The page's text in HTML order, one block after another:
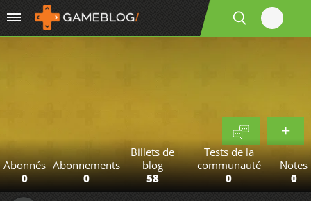
Abonnés
0
Abonnements
0
Billets de
blog
58
Tests de la
communauté
0
Notes
0